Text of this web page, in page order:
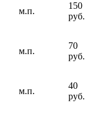
м.п.
150
руб.
м.п.
70
руб.
м.п.
40
руб.